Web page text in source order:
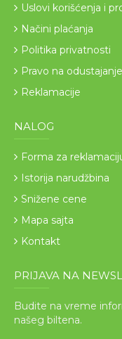
Uslovi korišćenja i
Načini plaćanja
Politika privatnosti
Pravo na odustajanje
Reklamacije
NALOG
Forma za
Istorija narudžbina
Snižene cene
Mapa sajta
Kontakt
PRIJAVA NA
Budite na vreme
našeg biltena.